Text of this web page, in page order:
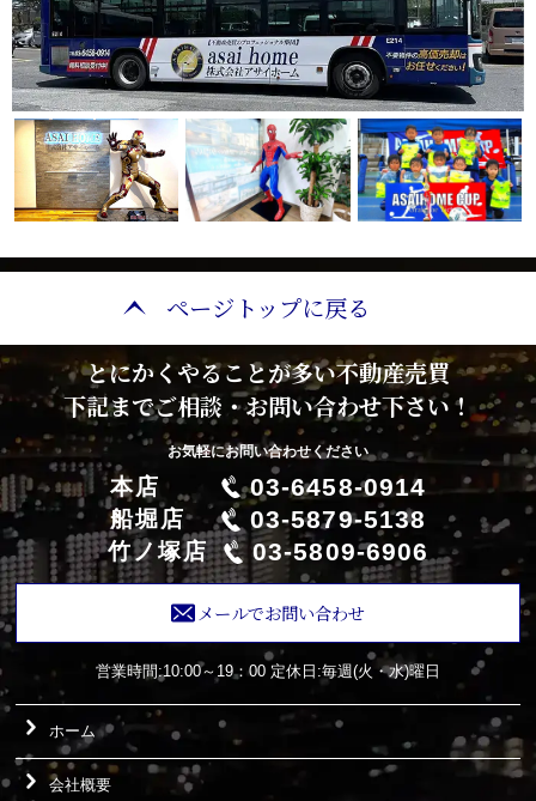
ページトップに戻る
とにかくやることが多い不動産売買
下記までご相談・お問い合わせ下さい！
お気軽にお問い合わせください
本店 03-6458-0914
船堀店 03-5879-5138
竹ノ塚店 03-5809-6906
メールでお問い合わせ
営業時間:10:00～19：00 定休日:毎週(火・水)曜日
ホーム
会社概要